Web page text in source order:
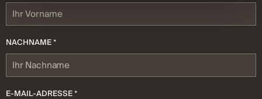
NACHNAME *
E-MAIL-ADRESSE *